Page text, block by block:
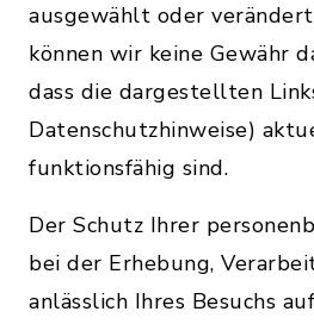
ausgewählt oder
können wir keine Gewähr
dass die dargestellten
Datenschutzhinweise)
funktionsfähig sind.
Der Schutz Ihrer
bei der Erhebung,
anlässlich Ihres Besuchs